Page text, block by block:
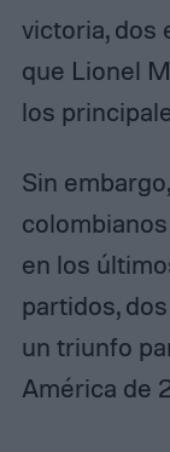
victoria, dos
que Lionel
los
Sin
en los
partidos,
un triunfo
América de